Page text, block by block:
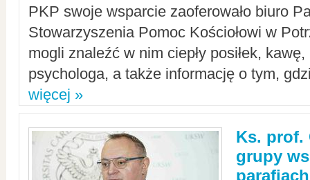
PKP swoje wsparcie zaoferowało biuro
Stowarzyszenia Pomoc Kościołowi w
mogli znaleźć w nim ciepły posiłek,
psychologa, a także informację o tym,
więcej »
Ks. prof.
grupy
parafiach